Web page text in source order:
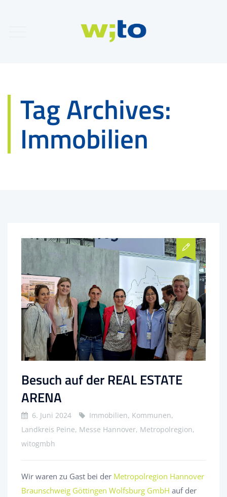
Tag Archives:
Immobilien
Besuch auf der REAL ESTATE
ARENA
6. Juni 2024
Immobilien, Kommunen,
Landkreis Peine, Messe Hannover, Metropolregion,
witogmbh
Wir waren zu Gast bei der Metropolregion Hannover
Braunschweig Göttingen Wolfsburg GmbH auf der